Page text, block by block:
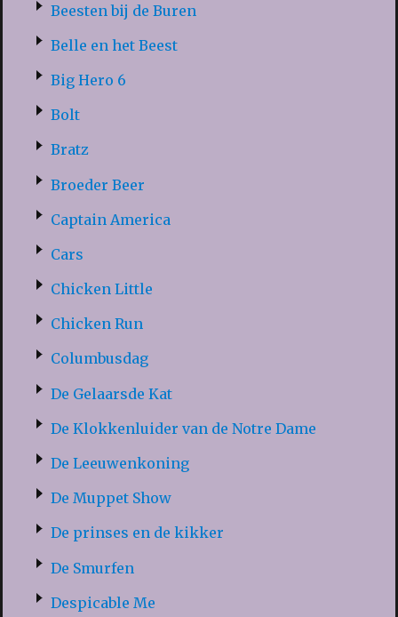
Beesten bij de Buren
Belle en het Beest
Big Hero 6
Bolt
Bratz
Broeder Beer
Captain America
Cars
Chicken Little
Chicken Run
Columbusdag
De Gelaarsde Kat
De Klokkenluider van de Notre Dame
De Leeuwenkoning
De Muppet Show
De prinses en de kikker
De Smurfen
Despicable Me